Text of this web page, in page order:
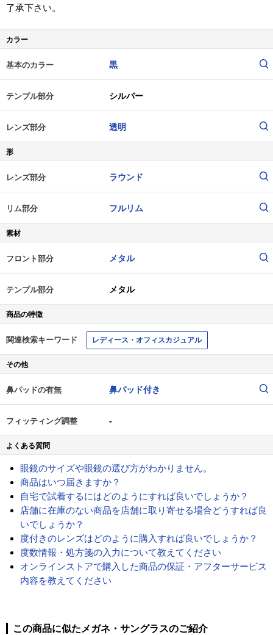
了承下さい。
カラー
基本のカラー 黒
テンプル部分 シルバー
レンズ部分 透明
形
レンズ部分 ラウンド
リム部分 フルリム
素材
フロント部分 メタル
テンプル部分 メタル
商品の特徴
関連検索キーワード レディース・オフィスカジュアル
その他
鼻パッドの有無 鼻パッド付き
フィッティング調整 -
よくある質問
眼鏡のサイズや眼鏡の選び方がわかりません。
商品はいつ届きますか？
自宅で試着するにはどのようにすれば良いでしょうか？
店舗に在庫のない商品を店舗に取り寄せる場合どうすれば良
いでしょうか？
度付きのレンズはどのように購入すれば良いでしょうか？
度数情報・処方箋の入力について教えてください
オンラインストアで購入した商品の保証・アフターサービス
内容を教えてください
この商品に似たメガネ・サングラスのご紹介